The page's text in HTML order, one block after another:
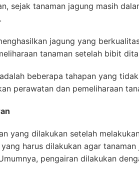
sejak tanaman jagung masih
jagung yang
tanaman setelah bibit
beberapa tahapan yang
perawatan dan pemeliharaan
yang dilakukan setelah
harus dilakukan agar
pengairan dilakukan